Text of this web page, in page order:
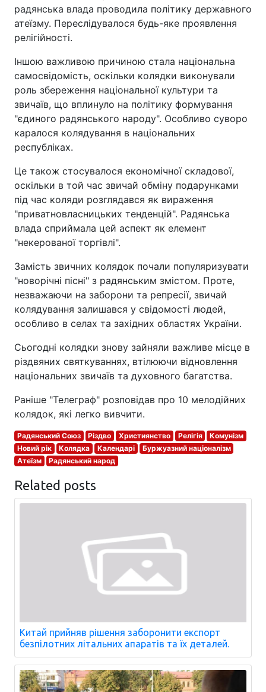
радянська влада проводила політику державного
атеїзму. Переслідувалося будь-яке проявлення
релігійності.
Іншою важливою причиною стала національна
самосвідомість, оскільки колядки виконували
роль збереження національної культури та
звичаїв, що вплинуло на політику формування
"єдиного радянського народу". Особливо суворо
каралося колядування в національних
республіках.
Це також стосувалося економічної складової,
оскільки в той час звичай обміну подарунками
під час коляди розглядався як вираження
"приватновласницьких тенденцій". Радянська
влада сприймала цей аспект як елемент
"некерованої торгівлі".
Замість звичних колядок почали популяризувати
"новорічні пісні" з радянським змістом. Проте,
незважаючи на заборони та репресії, звичай
колядування залишався у свідомості людей,
особливо в селах та західних областях України.
Сьогодні колядки знову зайняли важливе місце в
різдвяних святкуваннях, втілюючи відновлення
національних звичаїв та духовного багатства.
Раніше "Телеграф" розповідав про 10 мелодійних
колядок, які легко вивчити.
Радянський Союз Різдво Християнство Релігія
Комунізм
Новий рік
Колядка Календарі
Буржуазний націоналізм
Атеїзм
Радянський народ
Related posts
Китай прийняв рішення заборонити експорт
безпілотних літальних апаратів та їх деталей.